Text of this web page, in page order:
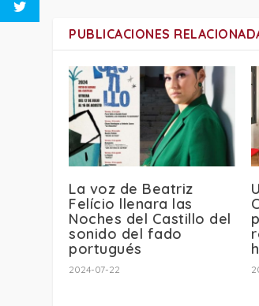
PUBLICACIONES
La voz de Beatriz
Felício llenara las
Noches del Castillo del
sonido del fado
portugués
2024-07-22